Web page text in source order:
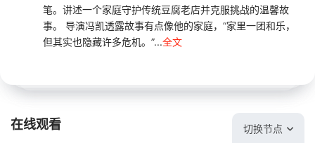
笔。讲述一个家庭守护传统豆腐老店并克服挑战的温馨故
事。 导演冯凯透露故事有点像他的家庭，“家里一团和乐，
但其实也隐藏许多危机。”...全文
在线观看 切换节点